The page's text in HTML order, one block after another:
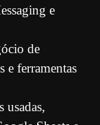
e
de
ferramentas
usadas,